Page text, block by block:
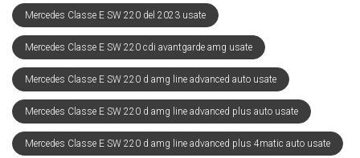
Mercedes Classe E SW 220 del 2023 usate
Mercedes Classe E SW 220 cdi avantgarde amg usate
Mercedes Classe E SW 220 d amg line advanced auto usate
Mercedes Classe E SW 220 d amg line advanced plus auto usate
Mercedes Classe E SW 220 d amg line advanced plus 4matic auto usate